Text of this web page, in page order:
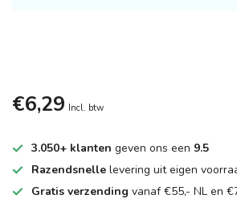
€6,29 Incl. btw
3.050+ klanten geven ons een 9.5
Razendsnelle levering uit eigen
Gratis verzending vanaf €55,- NL en